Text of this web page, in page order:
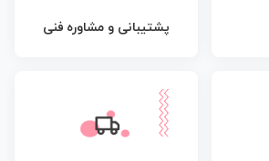
پشتیبانی و مشاوره فنی